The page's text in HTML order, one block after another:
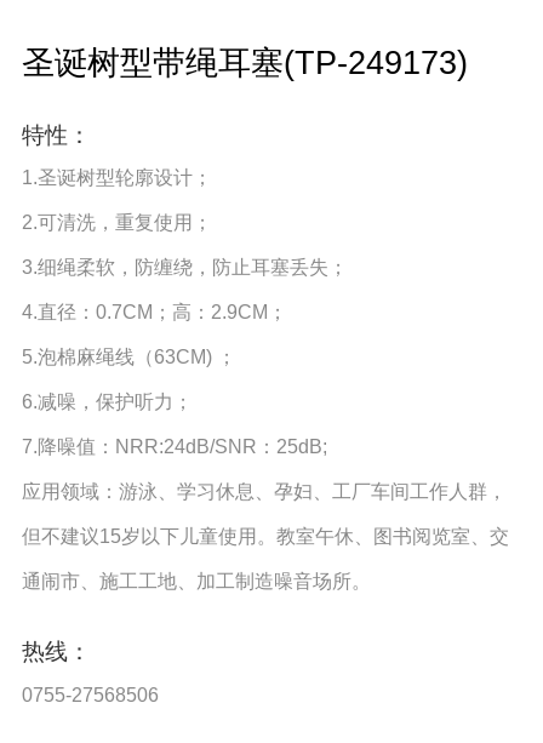
圣诞树型带绳耳塞(TP-249173)
特性：
1.圣诞树型轮廓设计；
2.可清洗，重复使用；
3.细绳柔软，防缠绕，防止耳塞丢失；
4.直径：0.7CM；高：2.9CM；
5.泡棉麻绳线（63CM) ；
6.减噪，保护听力；
7.降噪值：NRR:24dB/SNR：25dB;
应用领域：游泳、学习休息、孕妇、工厂车间工作人群，
但不建议15岁以下儿童使用。教室午休、图书阅览室、交
通闹市、施工工地、加工制造噪音场所。
热线：
0755-27568506